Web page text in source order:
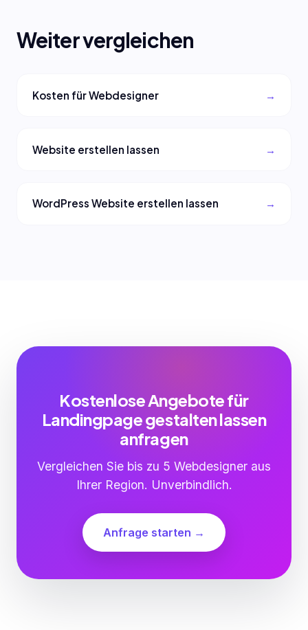
Weiter vergleichen
Kosten für Webdesigner
Website erstellen lassen
WordPress Website erstellen lassen
Kostenlose Angebote für
Landingpage gestalten lassen
anfragen
Vergleichen Sie bis zu 5 Webdesigner aus
Ihrer Region. Unverbindlich.
Anfrage starten →